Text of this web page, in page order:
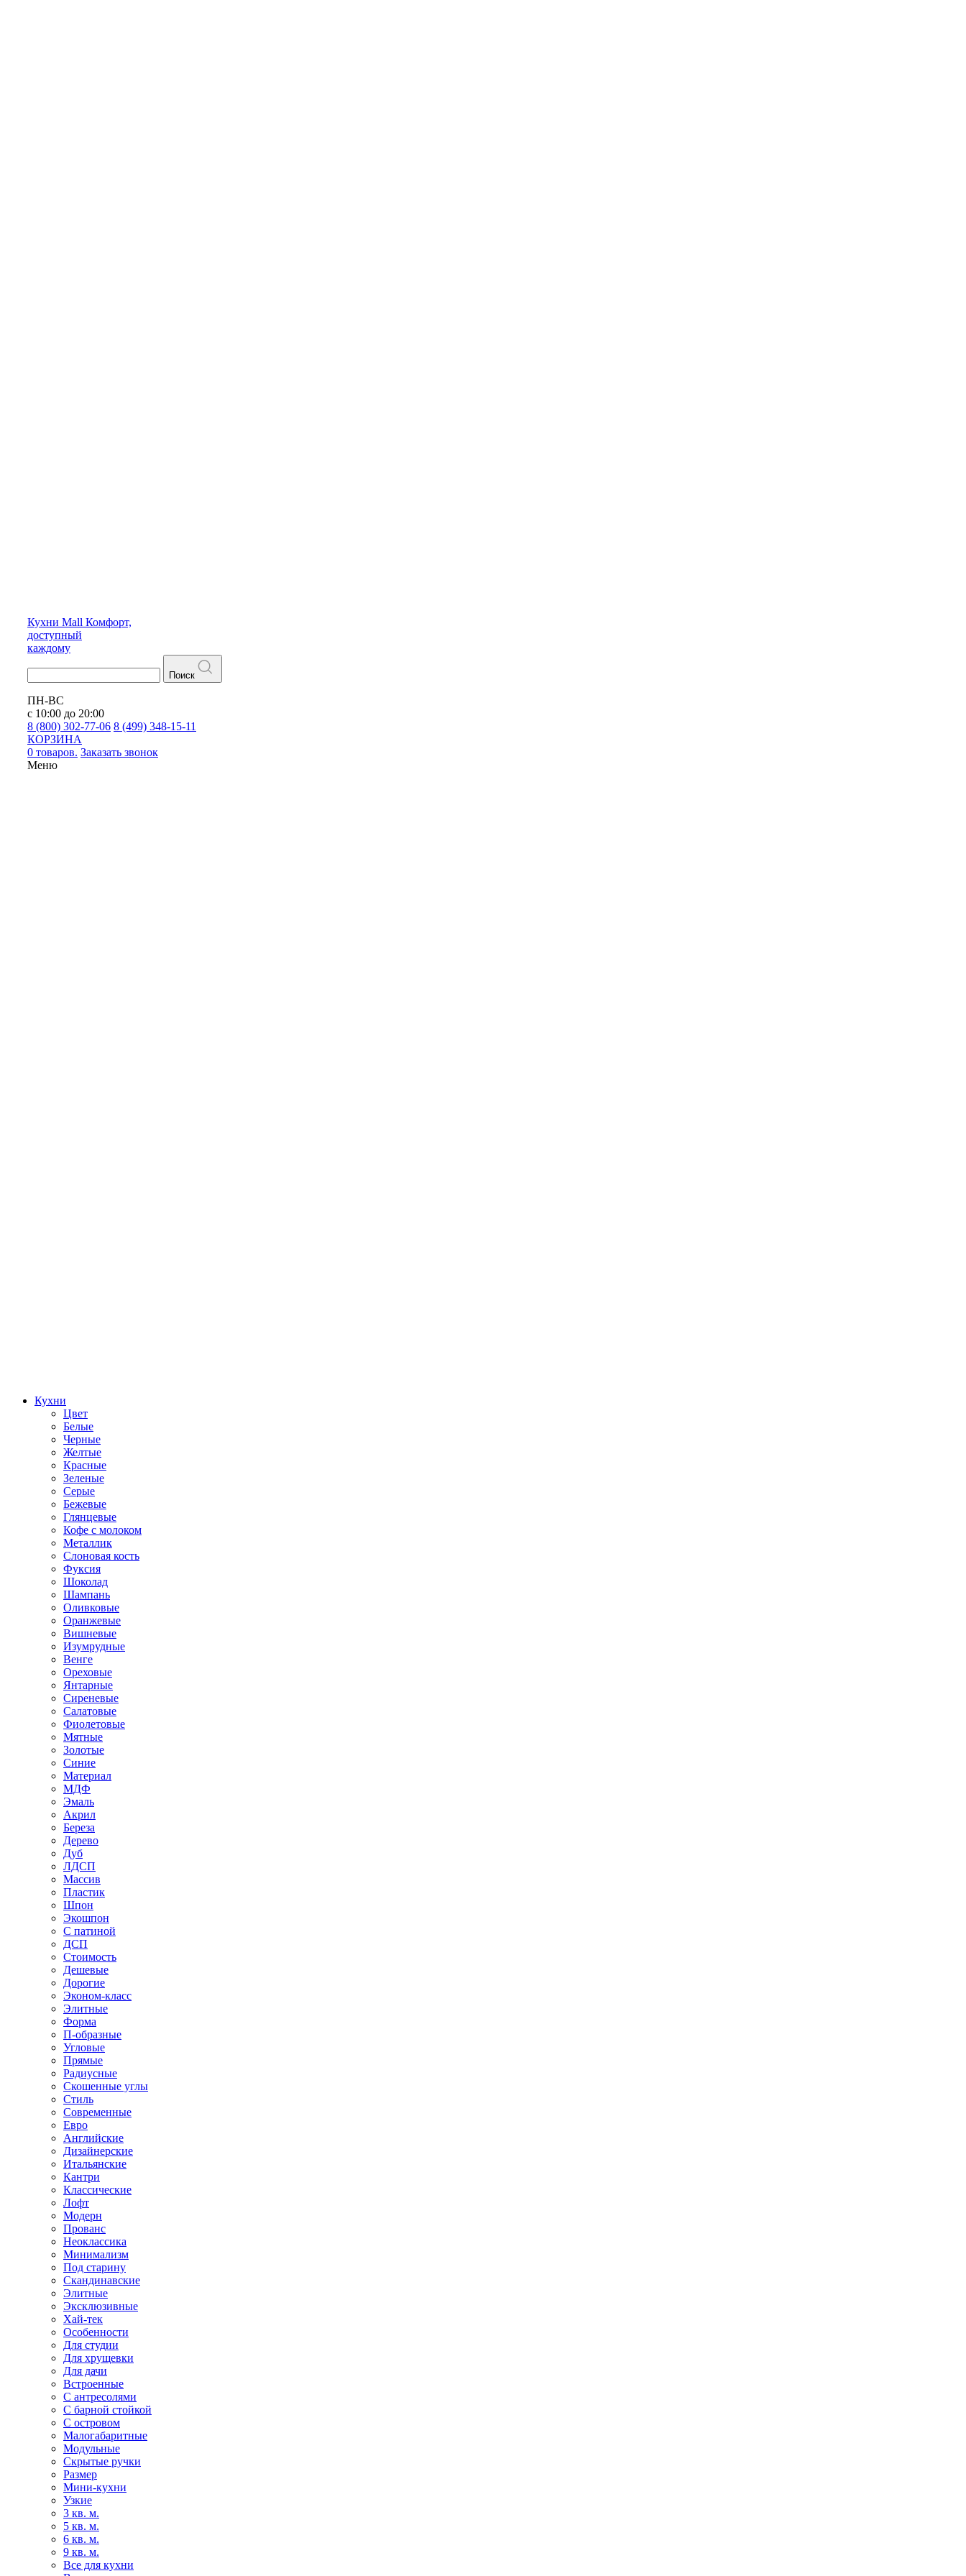
Кухни Mall Комфорт,
доступный
каждому
Поиск
ПН-ВС
с 10:00 до 20:00
8 (800) 302-77-06 8 (499) 348-15-11
КОРЗИНА
0 товаров. Заказать звонок
Меню
Кухни
Цвет
Белые
Черные
Желтые
Красные
Зеленые
Серые
Бежевые
Глянцевые
Кофе с молоком
Металлик
Слоновая кость
Фуксия
Шоколад
Шампань
Оливковые
Оранжевые
Вишневые
Изумрудные
Венге
Ореховые
Янтарные
Сиреневые
Салатовые
Фиолетовые
Мятные
Золотые
Синие
Материал
МДФ
Эмаль
Акрил
Береза
Дерево
Дуб
ЛДСП
Массив
Пластик
Шпон
Экошпон
С патиной
ДСП
Стоимость
Дешевые
Дорогие
Эконом-класс
Элитные
Форма
П-образные
Угловые
Прямые
Радиусные
Скошенные углы
Стиль
Современные
Евро
Английские
Дизайнерские
Итальянские
Кантри
Классические
Лофт
Модерн
Прованс
Неоклассика
Минимализм
Под старину
Скандинавские
Элитные
Эксклюзивные
Хай-тек
Особенности
Для студии
Для хрущевки
Для дачи
Встроенные
С антресолями
С барной стойкой
С островом
Малогабаритные
Модульные
Скрытые ручки
Размер
Мини-кухни
Узкие
3 кв. м.
5 кв. м.
6 кв. м.
9 кв. м.
Все для кухни